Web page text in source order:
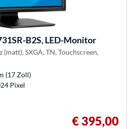
B2S, LED-Monitor
SXGA, TN, Touchscreen,
(17 Zoll)
Pixel
€ 395,00